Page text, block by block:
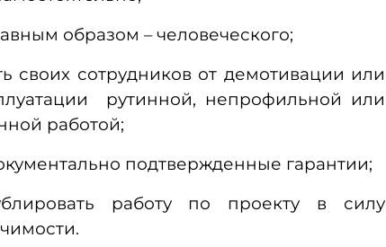
образом – человеческого;
своих сотрудников от демотивации или
рутинной, непрофильной или
работой;
подтвержденные гарантии;
работу по проекту в силу